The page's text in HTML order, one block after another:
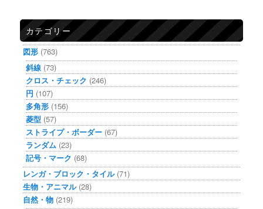
カテゴリー
図形 (763)
斜線 (73)
クロス・チェック (246)
円 (107)
多角形 (156)
菱型 (57)
ストライプ・ボーダー (67)
ランダム (23)
記号・マーク (68)
レンガ・ブロック・タイル(71)
生物・アニマル(28)
自然・物 (219)